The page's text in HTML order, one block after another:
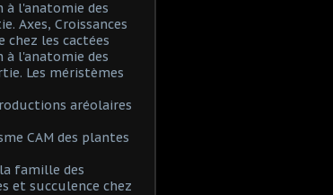
à l'anatomie des
Axes, Croissances
chez les cactées
à l'anatomie des
Les méristèmes
aréolaires
CAM des plantes
la famille des
et succulence chez